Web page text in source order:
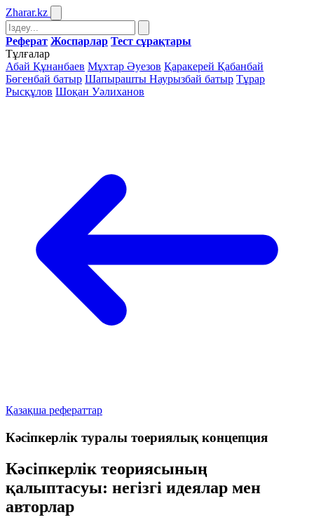
Zharar.kz
Реферат Жоспарлар Тест сұрақтары
Тұлғалар
Абай Құнанбаев Мұхтар Әуезов Қаракерей Қабанбай
Бөгенбай батыр Шапырашты Наурызбай батыр Тұрар
Рысқұлов Шоқан Уәлиханов
Қазақша рефераттар
Кәсіпкерлік туралы тоериялық концепция
Кәсіпкерлік теориясының
қалыптасуы: негізгі идеялар мен
авторлар